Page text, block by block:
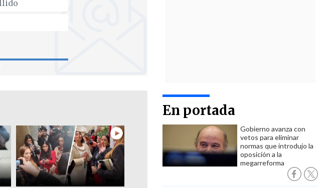
En portada
Gobierno avanza con
vetos para eliminar
normas que introdujo la
oposición a la
megarreforma